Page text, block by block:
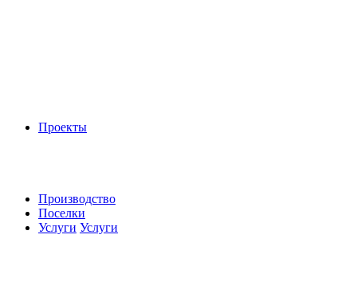
Проекты
Производство
Поселки
Услуги Услуги